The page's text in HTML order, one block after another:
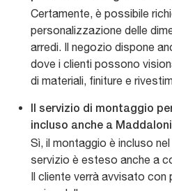
Certamente, è possibile
personalizzazione delle
arredi. Il negozio dispone
dove i clienti possono
di materiali, finiture e
Il servizio di montaggio
incluso anche a
Sì, il montaggio è incluso
servizio è esteso anche a
Il cliente verrà avvisato con